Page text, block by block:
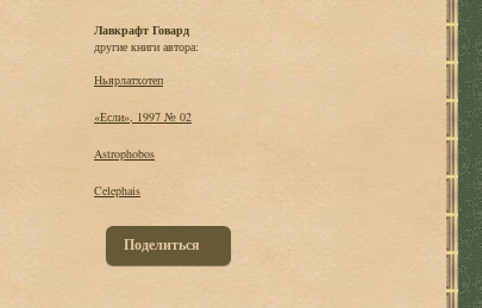
Лавкрафт Говард
другие книги автора:
Ньярлатхотеп
«Если», 1997 № 02
Astrophobos
Celephais
Поделиться